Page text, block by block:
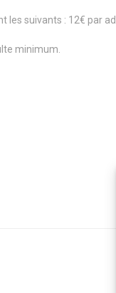
suivants : 12€ par
minimum.